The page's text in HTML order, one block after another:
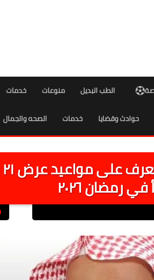
الطب البديل منوعات خدمات
حوادث وقضايا خدمات الصحه والجمال
رمضان ٢٠٢٦